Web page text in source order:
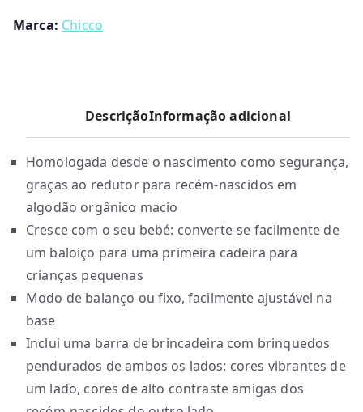
Marca: Chicco
DescriçãoInformação adicional
Homologada desde o nascimento como segurança,
graças ao redutor para recém-nascidos em
algodão orgânico macio
Cresce com o seu bebé: converte-se facilmente de
um baloiço para uma primeira cadeira para
crianças pequenas
Modo de balanço ou fixo, facilmente ajustável na
base
Inclui uma barra de brincadeira com brinquedos
pendurados de ambos os lados: cores vibrantes de
um lado, cores de alto contraste amigas dos